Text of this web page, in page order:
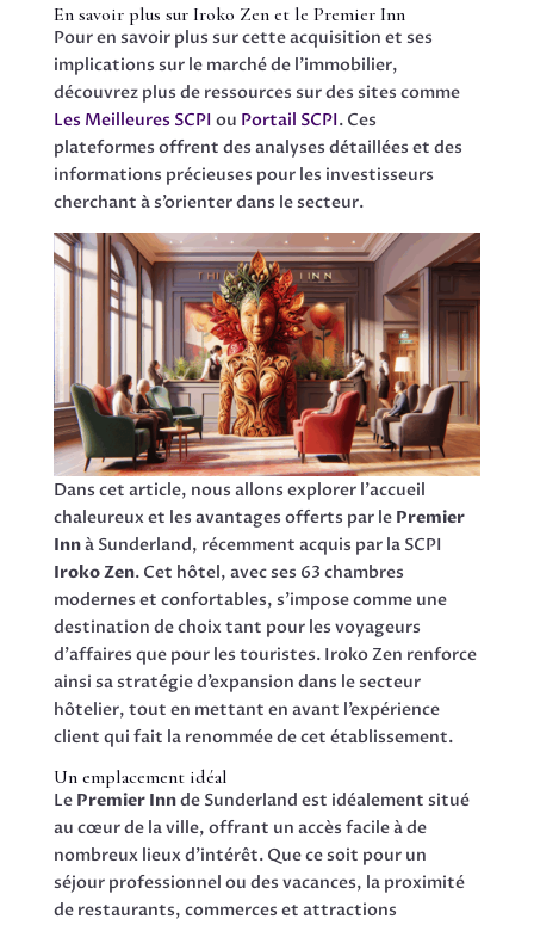
En savoir plus sur Iroko Zen et le Premier Inn
Pour en savoir plus sur cette acquisition et ses
implications sur le marché de l’immobilier,
découvrez plus de ressources sur des sites comme
Les Meilleures SCPI ou Portail SCPI. Ces
plateformes offrent des analyses détaillées et des
informations précieuses pour les investisseurs
cherchant à s’orienter dans le secteur.
Dans cet article, nous allons explorer l’accueil
chaleureux et les avantages offerts par le Premier
Innà Sunderland, récemment acquis par la SCPI
Iroko Zen. Cet hôtel, avec ses 63 chambres
modernes et confortables, s’impose comme une
destination de choix tant pour les voyageurs
d’affaires que pour les touristes. Iroko Zen renforce
ainsi sa stratégie d’expansion dans le secteur
hôtelier, tout en mettant en avant l’expérience
client qui fait la renommée de cet établissement.
Un emplacement idéal
Le Premier Innde Sunderland est idéalement situé
au cœur de la ville, offrant un accès facile à de
nombreux lieux d’intérêt. Que ce soit pour un
séjour professionnel ou des vacances, la proximité
de restaurants, commerces et attractions